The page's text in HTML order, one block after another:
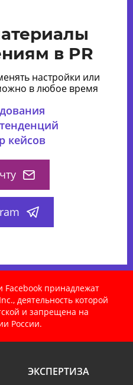
в PR
настройки или
в любое время
кейсов
принадлежат
деятельность которой
и запрещена на
России.
ЭКСПЕРТИЗА